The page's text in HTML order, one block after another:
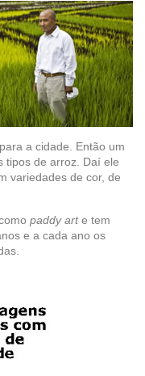
a cidade. Então um
tipos de arroz. Daí ele
variedades de cor, de
paddy arte tem
e a cada ano os